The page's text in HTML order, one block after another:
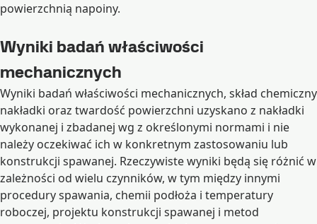
powierzchnią napoiny.
Wyniki badań właściwości
mechanicznych
Wyniki badań właściwości mechanicznych, skład chemiczny
nakładki oraz twardość powierzchni uzyskano z nakładki
wykonanej i zbadanej wg z określonymi normami i nie
należy oczekiwać ich w konkretnym zastosowaniu lub
konstrukcji spawanej. Rzeczywiste wyniki będą się różnić w
zależności od wielu czynników, w tym między innymi
procedury spawania, chemii podłoża i temperatury
roboczej, projektu konstrukcji spawanej i metod